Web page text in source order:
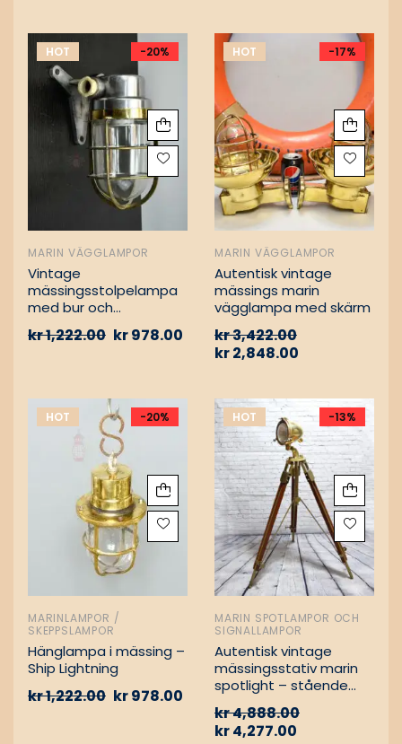
HOT -20%
MARIN VÄGGLAMPOR
Vintage
mässingsstolpelampa
med bur och
Nautisk
kr1,222.00 kr978.00
HOT -17%
MARIN VÄGGLAMPOR
Autentisk vintage
mässings marin
vägglampa med skärm
kr3,422.00
kr2,848.00
HOT -20%
MARINLAMPOR /
SKEPPSLAMPOR
Hänglampa i mässing –
Ship Lightning
kr1,222.00 kr978.00
HOT -13%
MARIN SPOTLAMPOR OCH
SIGNALLAMPOR
Autentisk vintage
mässingsstativ marin
spotlight – stående
kr4,888.00
kr4,277.00